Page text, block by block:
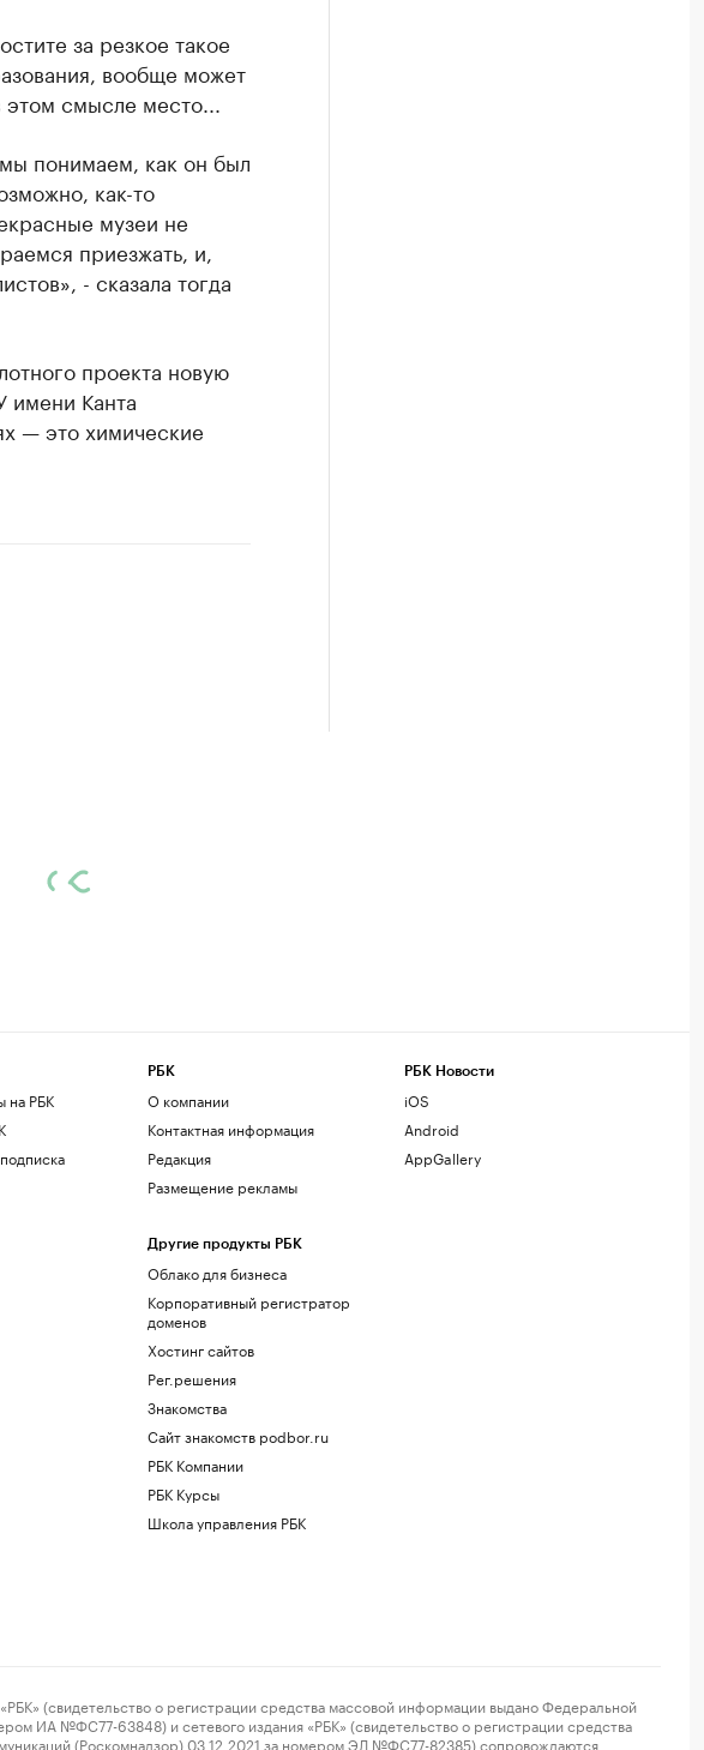
за резкое такое
вообще может
смысле место...
понимаем, как он был
как-то
музеи не
приезжать, и,
- сказала тогда
проекта новую
имени Канта
— это химические
на РБК
РБК
О компании
Контактная информация
Редакция
Размещение рекламы
Другие продукты РБК
Облако для бизнеса
Корпоративный регистратор
доменов
Хостинг сайтов
Рег.решения
Знакомства
Сайт знакомств podbor.ru
РБК Компании
РБК Курсы
Школа управления РБК
РБК Новости
iOS
Android
AppGallery
о регистрации средства массовой информации выдано Федеральной
ИА №ФС77-63848) и сетевого издания «РБК» (свидетельство о регистрации средства
(Роскомнадзор) 03.12.2021 за номером ЭЛ №ФС77-82385) сопровождаются